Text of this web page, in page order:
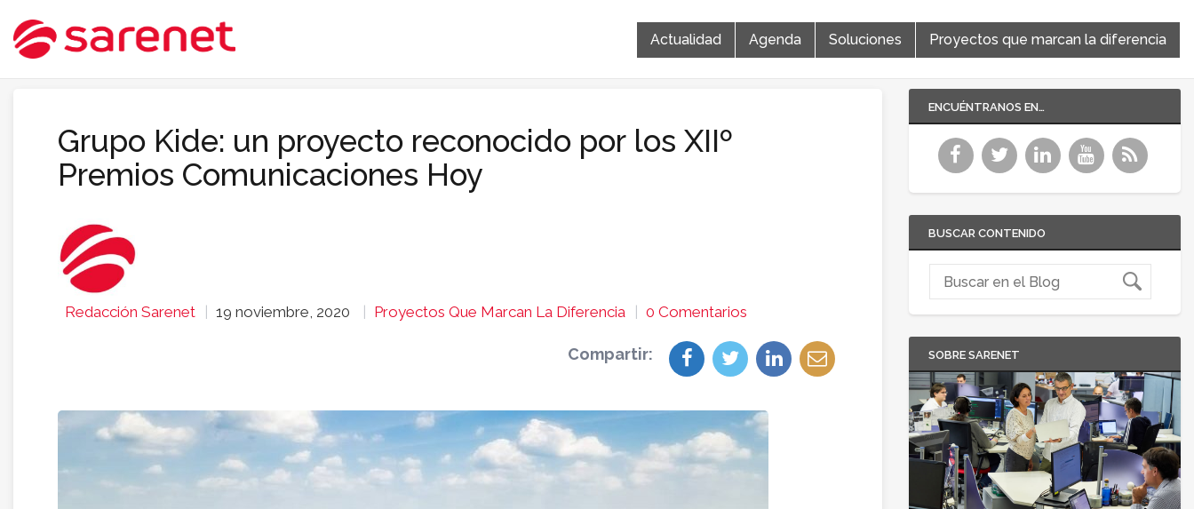
Actualidad Agenda Soluciones Proyectos que marcan la diferencia
Grupo Kide: un proyecto reconocido por los XIIº
Premios Comunicaciones Hoy
Redacción Sarenet 19 noviembre, 2020 Proyectos Que Marcan La Diferencia 0 Comentarios
Compartir:
ENCUÉNTRANOS EN…
BUSCAR CONTENIDO
SOBRE SARENET